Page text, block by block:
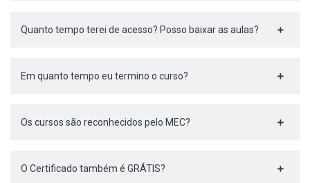
Quanto tempo terei de acesso? Posso baixar as aulas?
Em quanto tempo eu termino o curso?
Os cursos são reconhecidos pelo MEC?
O Certificado também é GRÁTIS?